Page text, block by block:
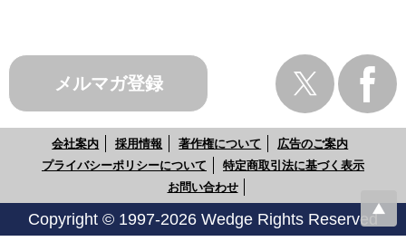
メルマガ登録
会社案内 採用情報 著作権について
広告のご案内
プライバシーポリシーについて
特定商取引法に基づく表示
お問い合わせ
Copyright © 1997-2026 Wedge Rights Reserved